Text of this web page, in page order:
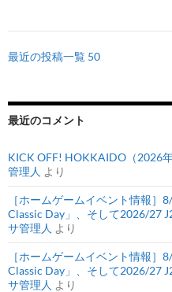
最近の投稿一覧 50
最近のコメント
KICK OFF! HOKKAIDO（2026
管理人 より
［ホームゲームイベント情報
Classic Day」、そして2026/27
サ管理人 より
［ホームゲームイベント情報
Classic Day」、そして2026/27
サ管理人 より